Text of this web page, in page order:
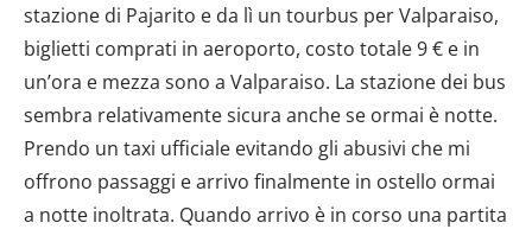
stazione di Pajarito e da lì un tourbus per Valparaiso,
biglietti comprati in aeroporto, costo totale 9 € e in
un’ora e mezza sono a Valparaiso. La stazione dei bus
sembra relativamente sicura anche se ormai è notte.
Prendo un taxi ufficiale evitando gli abusivi che mi
offrono passaggi e arrivo finalmente in ostello ormai
a notte inoltrata. Quando arrivo è in corso una partita